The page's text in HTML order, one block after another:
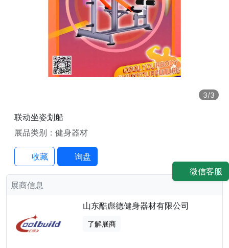
3/3
联动坐姿划船
展品类别：健身器材
收藏 询盘
展商信息
山东酷彪德健身器材有限公司
了解展商
微信客服